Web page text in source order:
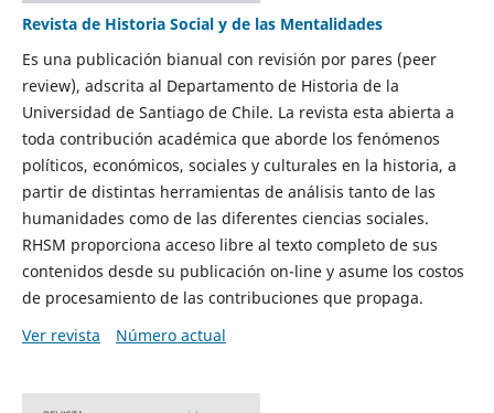
Revista de Historia Social y de las Mentalidades
Es una publicación bianual con revisión por pares (peer
review), adscrita al Departamento de Historia de la
Universidad de Santiago de Chile. La revista esta abierta a
toda contribución académica que aborde los fenómenos
políticos, económicos, sociales y culturales en la historia, a
partir de distintas herramientas de análisis tanto de las
humanidades como de las diferentes ciencias sociales.
RHSM proporciona acceso libre al texto completo de sus
contenidos desde su publicación on-line y asume los costos
de procesamiento de las contribuciones que propaga.
Ver revista
Número actual